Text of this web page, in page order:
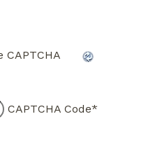
CAPTCHA Code*